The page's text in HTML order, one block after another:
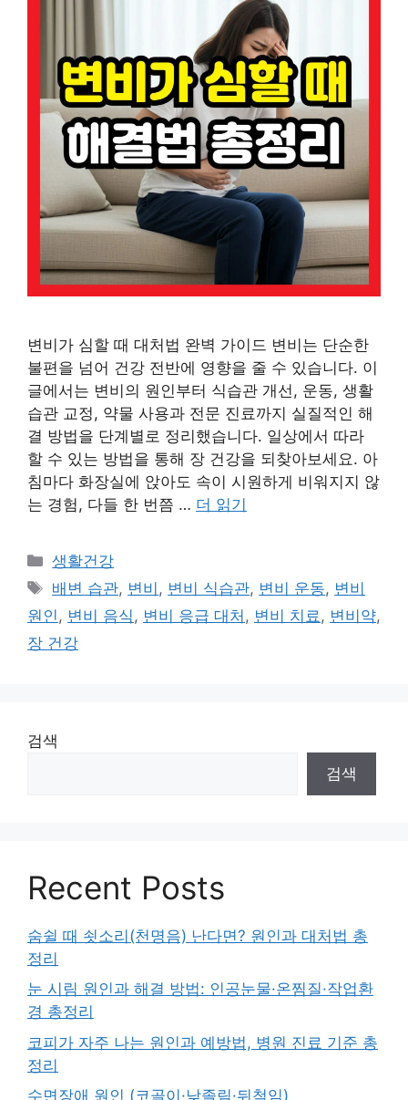
변비가 심할 때 대처법 완벽 가이드 변비는 단순한
불편을 넘어 건강 전반에 영향을 줄 수 있습니다. 이
글에서는 변비의 원인부터 식습관 개선, 운동, 생활
습관 교정, 약물 사용과 전문 진료까지 실질적인 해
결 방법을 단계별로 정리했습니다. 일상에서 따라
할 수 있는 방법을 통해 장 건강을 되찾아보세요. 아
침마다 화장실에 앉아도 속이 시원하게 비워지지 않
는 경험, 다들 한 번쯤 … 더 읽기
카
테
고
리
생활건강
태
그
배변 습관, 변비 , 변비 식습관, 변비 운동, 변비
원인 , 변비 음식 , 변비 응급 대처 , 변비 치료 , 변비약,
장 건강
검색
검색
Recent Posts
숨쉴 때 쇳소리(천명음) 난다면? 원인과 대처법 총
정리
눈 시림 원인과 해결 방법: 인공눈물·온찜질·작업환
경 총정리
코피가 자주 나는 원인과 예방법, 병원 진료 기준 총
정리
수면장애 원인 (코골이·낮졸림·뒤척임)